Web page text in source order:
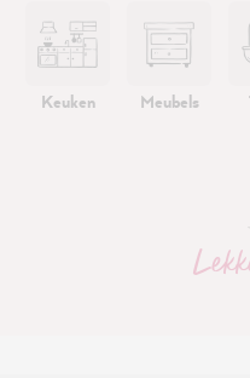
Keuken Meubels